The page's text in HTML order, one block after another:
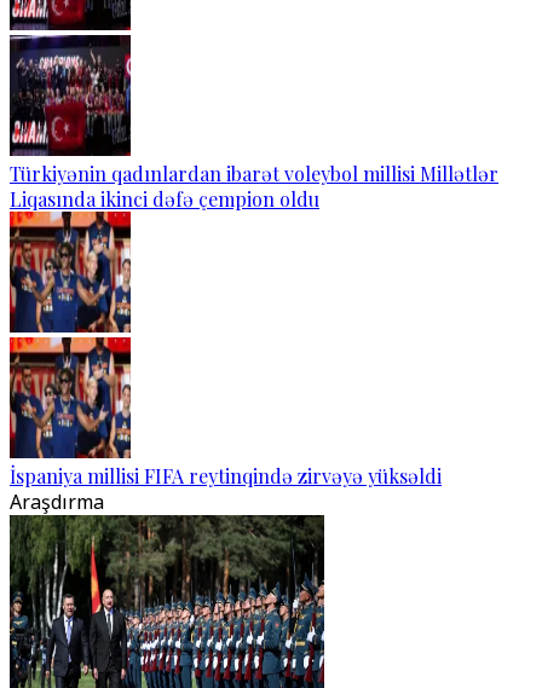
Türkiyənin qadınlardan ibarət voleybol millisi Millətlər
Liqasında ikinci dəfə çempion oldu
İspaniya millisi FIFA reytinqində zirvəyə yüksəldi
Araşdırma